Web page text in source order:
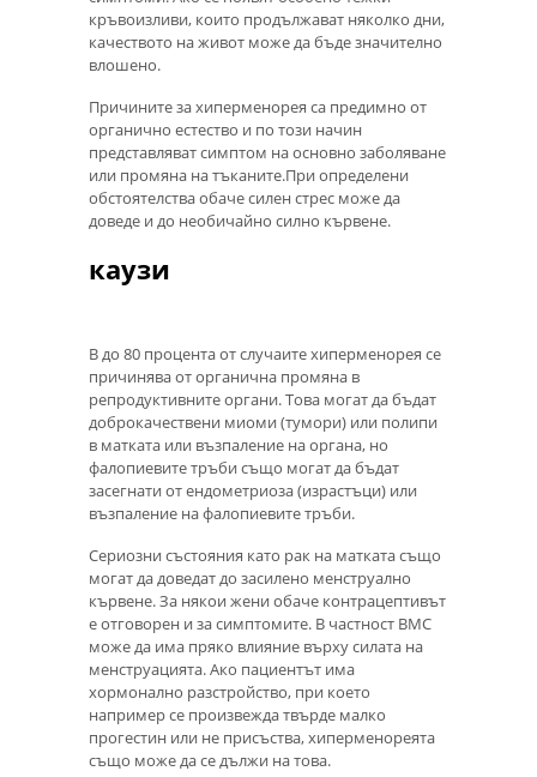
кръвоизливи, които продължават няколко дни,
качеството на живот може да бъде значително
влошено.
Причините за хиперменорея са предимно от
органично естество и по този начин
представляват симптом на основно заболяване
или промяна на тъканите.При определени
обстоятелства обаче силен стрес може да
доведе и до необичайно силно кървене.
каузи
В до 80 процента от случаите хиперменорея се
причинява от органична промяна в
репродуктивните органи. Това могат да бъдат
доброкачествени миоми (тумори) или полипи
в матката или възпаление на органа, но
фалопиевите тръби също могат да бъдат
засегнати от ендометриоза (израстъци) или
възпаление на фалопиевите тръби.
Сериозни състояния като рак на матката също
могат да доведат до засилено менструално
кървене. За някои жени обаче контрацептивът
е отговорен и за симптомите. В частност ВМС
може да има пряко влияние върху силата на
менструацията. Ако пациентът има
хормонално разстройство, при което
например се произвежда твърде малко
прогестин или не присъства, хиперменореята
също може да се дължи на това.